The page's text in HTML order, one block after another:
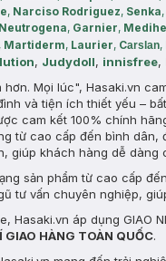
, Narciso Rodriguez, Senka,
Neutrogena, Garnier,
, Martiderm, Laurier, Carslan,
, Judydoll, innisfree,
hơn. Mọi lúc", Hasaki.vn
và tiện ích thiết yếu –
cam kết 100% chính
từ cao cấp đến bình
giúp khách hàng dễ dàng
sản phẩm từ cao cấp
tư vấn chuyên nghiệp,
Hasaki.vn áp dụng GIAO
GIAO HÀNG TOÀN QUỐC.